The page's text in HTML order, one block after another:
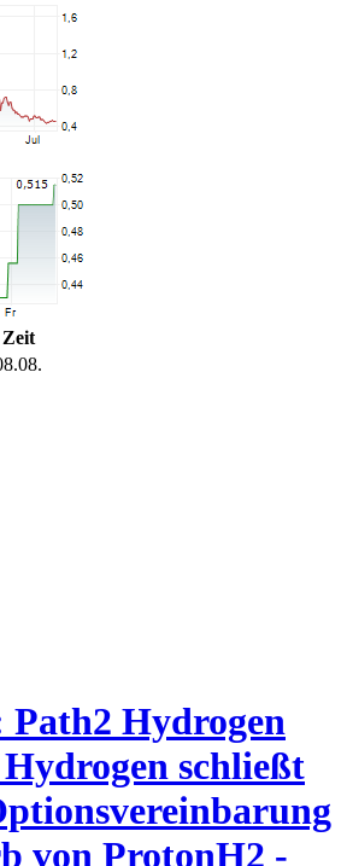
Zeit
Path2 Hydrogen
schließt
von ProtonH2 -